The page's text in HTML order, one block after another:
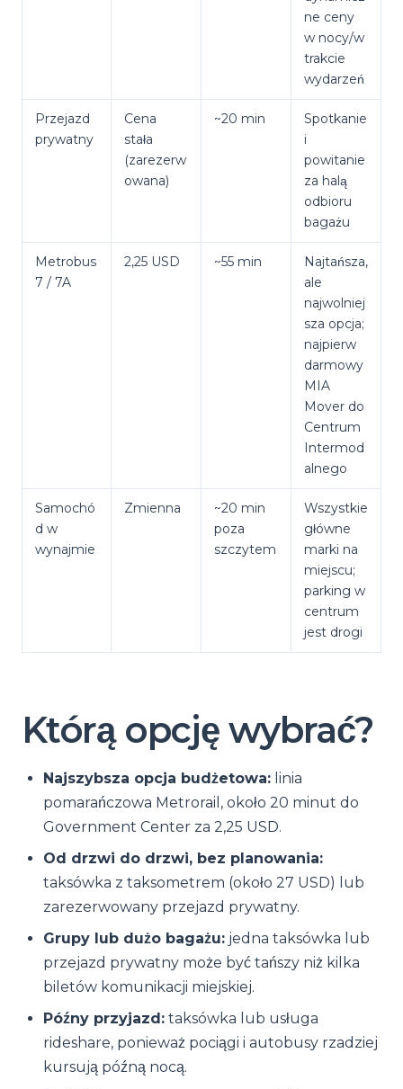
ne ceny
w nocy/w
trakcie
wydarzeń
Przejazd
prywatny
Cena
stała
(zarezerw
owana)
~20 min
Spotkanie
i
powitanie
za halą
odbioru
bagażu
Metrobus
7 / 7A
2,25 USD ~55 min
Najtańsza,
ale
najwolniej
sza opcja;
najpierw
darmowy
MIA
Mover do
Centrum
Intermod
alnego
Samochó
d w
wynajmie
Zmienna
~20 min
poza
szczytem
Wszystkie
główne
marki na
miejscu;
parking w
centrum
jest drogi
Którą opcję wybrać?
Najszybsza opcja budżetowa: linia
pomarańczowa Metrorail, około 20 minut do
Government Center za 2,25 USD.
Od drzwi do drzwi, bez planowania:
taksówka z taksometrem (około 27 USD) lub
zarezerwowany przejazd prywatny.
Grupy lub dużo bagażu: jedna taksówka lub
przejazd prywatny może być tańszy niż kilka
biletów komunikacji miejskiej.
Późny przyjazd: taksówka lub usługa
rideshare, ponieważ pociągi i autobusy rzadziej
kursują późną nocą.